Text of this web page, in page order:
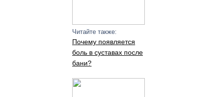
Читайте также:
Почему появляется
боль в суставах после
бани?